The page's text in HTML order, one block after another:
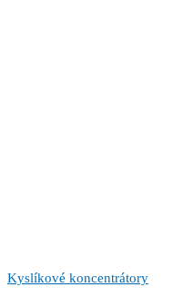
Kyslíkové koncentrátory